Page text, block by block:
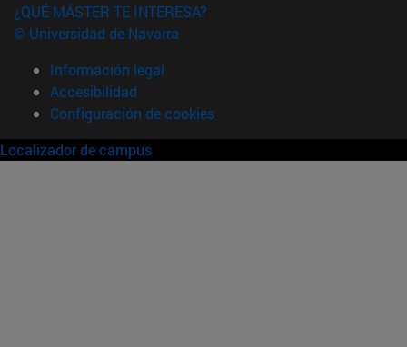
¿QUÉ MÁSTER TE INTERESA?
© Universidad de Navarra
Información legal
Accesibilidad
Configuración de cookies
Localizador de campus